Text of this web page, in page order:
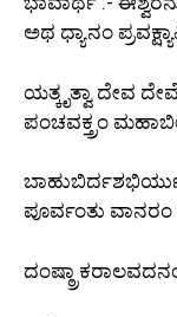
ಅಥ ಧ್ಯಾನಂ
ಯತ್ಕೃತ್ವಾ ದೇವ
ಪಂಚವಕ್ತ್ರಂ
ಪೂರ್ವಂತು